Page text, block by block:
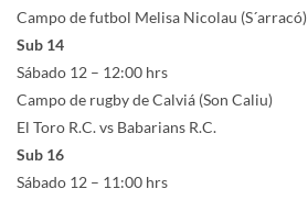
Campo de futbol Melisa Nicolau (S´arracó)
Sub 14
Sábado 12 – 12:00 hrs
Campo de rugby de Calviá (Son Caliu)
El Toro R.C. vs Babarians R.C.
Sub 16
Sábado 12 – 11:00 hrs